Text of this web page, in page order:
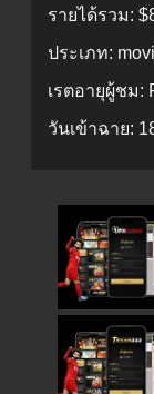
รายได้รวม:
ประเภท:
เรตอายุผู้ชม:
วันเข้าฉาย: